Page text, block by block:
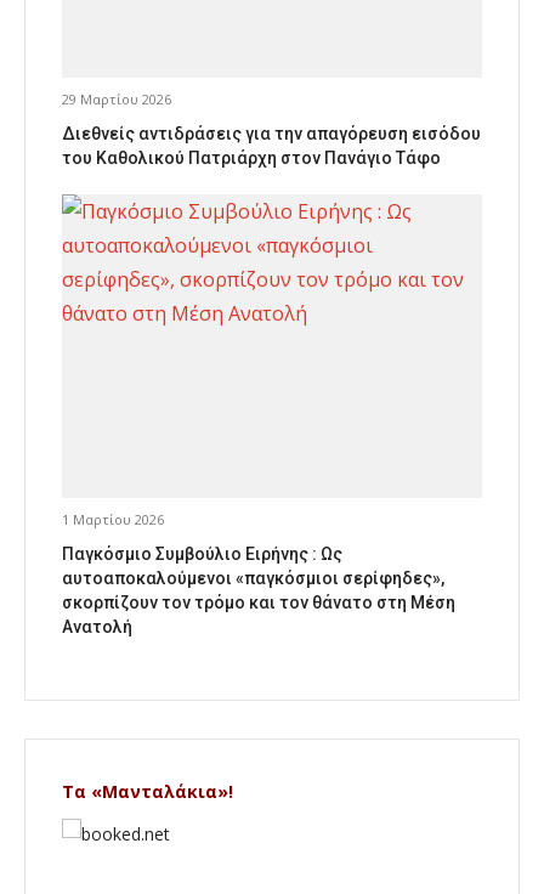
29 Μαρτίου 2026
Διεθνείς αντιδράσεις για την απαγόρευση εισόδου
του Καθολικού Πατριάρχη στον Πανάγιο Τάφο
1 Μαρτίου 2026
Παγκόσμιο Συμβούλιο Ειρήνης : Ως
αυτοαποκαλούμενοι «παγκόσμιοι σερίφηδες»,
σκορπίζουν τον τρόμο και τον θάνατο στη Μέση
Ανατολή
Τα «Μανταλάκια»!